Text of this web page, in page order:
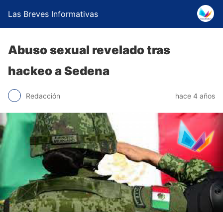
Las Breves Informativas
Abuso sexual revelado tras
hackeo a Sedena
Redacción hace 4 años